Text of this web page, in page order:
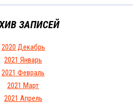
ЗАПИСЕЙ
2020 Декабрь
2021 Январь
2021 Февраль
2021 Март
2021 Апрель